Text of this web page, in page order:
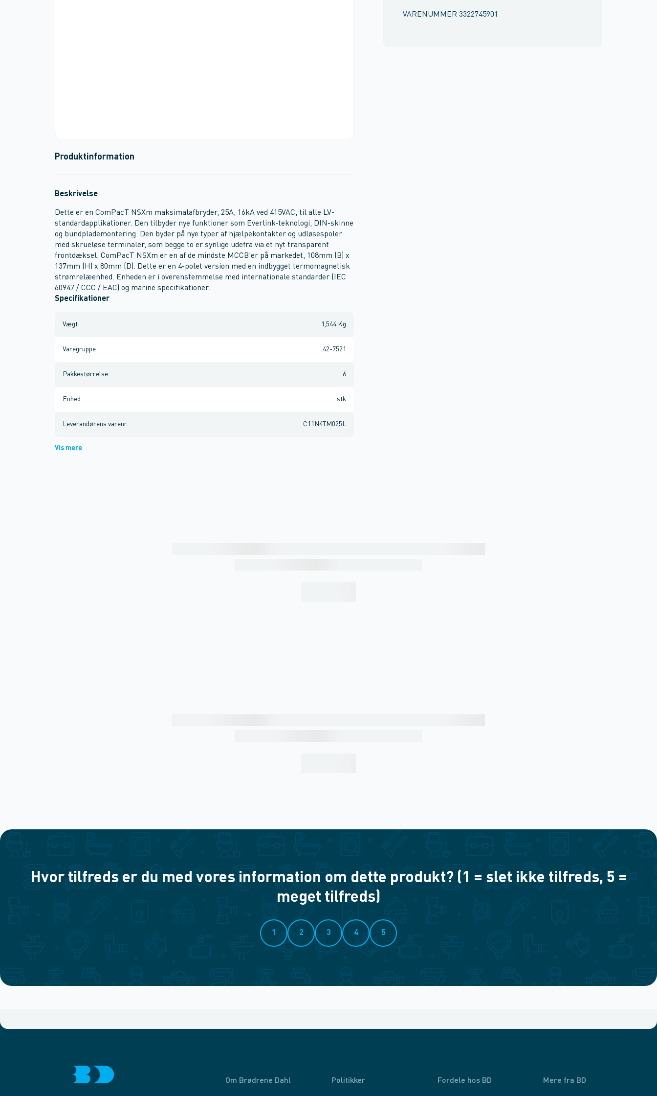
VARENUMMER 3322745901
Produktinformation
Beskrivelse
Dette er en ComPacT NSXm maksimalafbryder, 25A, 16kA ved 415VAC, til alle LV-
standardapplikationer. Den tilbyder nye funktioner som Everlink-teknologi, DIN-skinne
og bundplademontering. Den byder på nye typer af hjælpekontakter og udløsespoler
med skrueløse terminaler, som begge to er synlige udefra via et nyt transparent
frontdæksel. ComPacT NSXm er en af de mindste MCCB'er på markedet, 108mm (B) x
137mm (H) x 80mm (D). Dette er en 4-polet version med en indbygget termomagnetisk
strømrelæenhed. Enheden er i overenstemmelse med internationale standarder (IEC
60947 / CCC / EAC) og marine specifikationer.
Specifikationer
Vægt: 1,544 Kg
Varegruppe: 42-7521
Pakkestørrelse: 6
Enhed : stk
Leverandørens varenr. : C11N4TM025L
Vis mere
Hvor tilfreds er du med vores information om dette produkt? (1 = slet ikke tilfreds, 5 =
meget tilfreds)
1 2 3 4 5
Om Brødrene Dahl Politikker Fordele hos BD Mere fra BD